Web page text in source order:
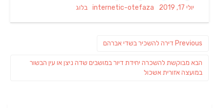
Posted
יולי 17, 2019 Author
internetic-otefaza
Categories
בלוג
Previous
Previous
דירה להשכיר בשדי אברהם
הבא פוסט
הבא:
מבוקשת להשכרה יחידת דיור במושבים שדה ניצן או עין הבשור
במועצה אזורית אשכול